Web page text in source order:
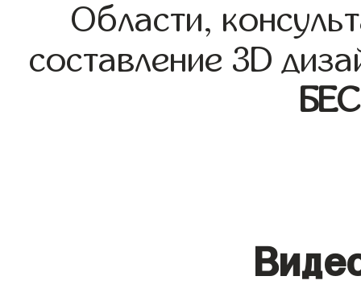
Области,
составление 3D